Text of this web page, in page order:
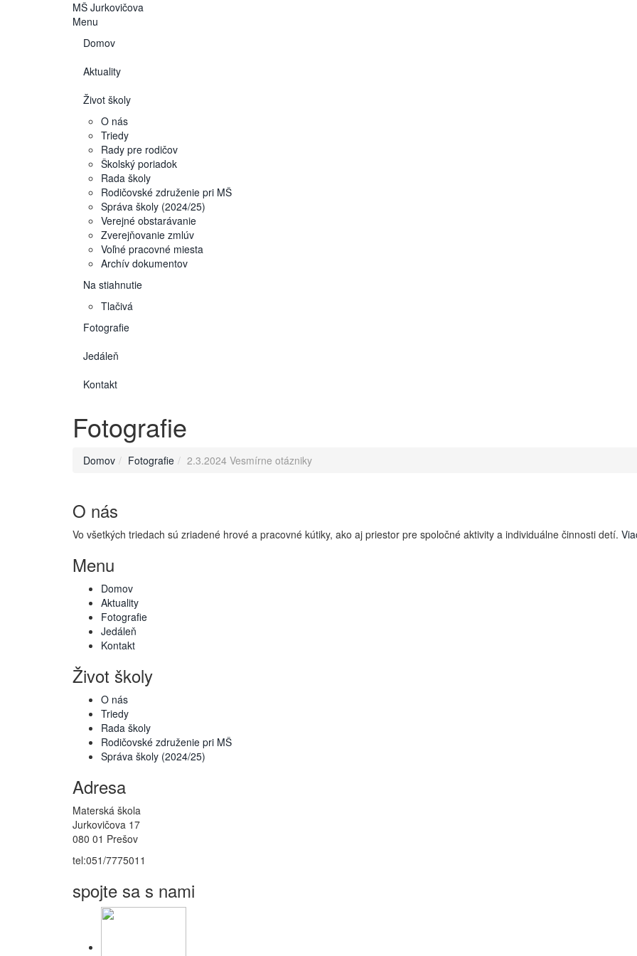
MŠ Jurkovičova
Menu
Domov
Aktuality
Život školy
O nás
Triedy
Rady pre rodičov
Školský poriadok
Rada školy
Rodičovské združenie pri MŠ
Správa školy (2024/25)
Verejné obstarávanie
Zverejňovanie zmlúv
Voľné pracovné miesta
Archív dokumentov
Na stiahnutie
Tlačivá
Fotografie
Jedáleň
Kontakt
Fotografie
Domov Fotografie 2.3.2024 Vesmírne otázniky
O nás
Vo všetkých triedach sú zriadené hrové a pracovné kútiky, ako aj priestor pre spoločné aktivity a individuálne činnosti detí.
Menu
Domov
Aktuality
Fotografie
Jedáleň
Kontakt
Život školy
O nás
Triedy
Rada školy
Rodičovské združenie pri MŠ
Správa školy (2024/25)
Adresa
Materská škola
Jurkovičova 17
080 01 Prešov
tel:051/7775011
spojte sa s nami